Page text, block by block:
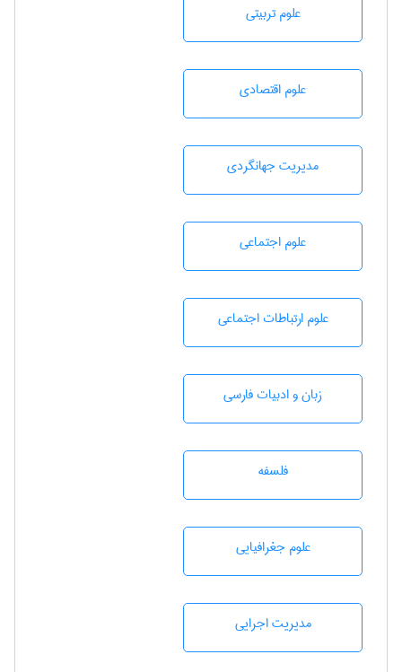
علوم تربيتی
علوم اقتصادی
مديريت جهانگردی
علوم اجتماعی
علوم ارتباطات اجتماعی
زبان و ادبيات فارسی
فلسفه
علوم جغرافيايی
مديريت اجرايی